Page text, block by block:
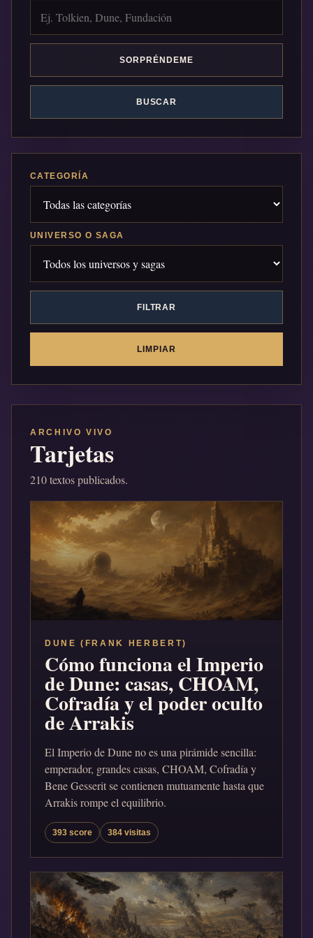
SORPRÉNDEME
BUSCAR
CATEGORÍA
UNIVERSO O SAGA
FILTRAR
LIMPIAR
ARCHIVO VIVO
Tarjetas
210 textos publicados.
DUNE (FRANK HERBERT)
Cómo funciona el Imperio
de Dune: casas, CHOAM,
Cofradía y el poder oculto
de Arrakis
El Imperio de Dune no es una pirámide sencilla:
emperador, grandes casas, CHOAM, Cofradía y
Bene Gesserit se contienen mutuamente hasta que
Arrakis rompe el equilibrio.
393 score 384 visitas